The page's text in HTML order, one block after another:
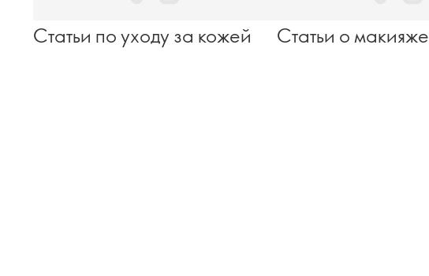
Статьи по уходу за кожей Статьи о макияже